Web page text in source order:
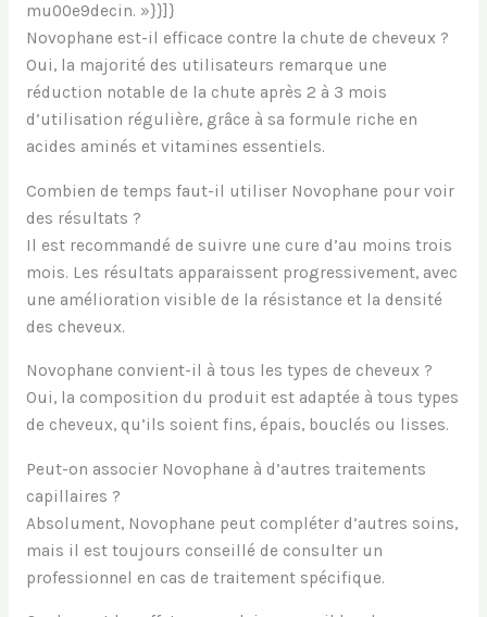
mu00e9decin. »}}]}
Novophane est-il efficace contre la chute de cheveux ?
Oui, la majorité des utilisateurs remarque une
réduction notable de la chute après 2 à 3 mois
d’utilisation régulière, grâce à sa formule riche en
acides aminés et vitamines essentiels.
Combien de temps faut-il utiliser Novophane pour voir
des résultats ?
Il est recommandé de suivre une cure d’au moins trois
mois. Les résultats apparaissent progressivement, avec
une amélioration visible de la résistance et la densité
des cheveux.
Novophane convient-il à tous les types de cheveux ?
Oui, la composition du produit est adaptée à tous types
de cheveux, qu’ils soient fins, épais, bouclés ou lisses.
Peut-on associer Novophane à d’autres traitements
capillaires ?
Absolument, Novophane peut compléter d’autres soins,
mais il est toujours conseillé de consulter un
professionnel en cas de traitement spécifique.